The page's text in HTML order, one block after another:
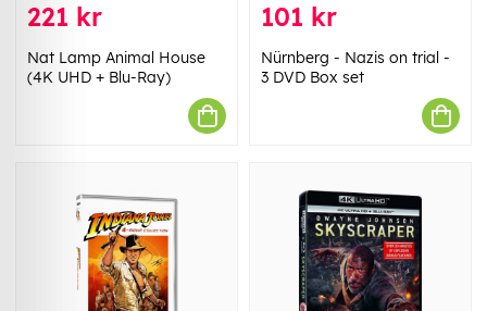
221 kr
Nat Lamp Animal House
(4K UHD + Blu-Ray)
101 kr
Nürnberg - Nazis on trial -
3 DVD Box set